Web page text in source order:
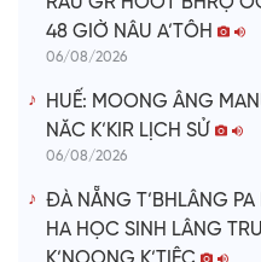
48 GIỜ NÂU A’TÔH
06/08/2026
HUẾ: MOONG ÂNG
NĂC K’KIR LỊCH SỬ
06/08/2026
ĐÀ NẴNG T’BHLÂNG
HA HỌC SINH LÂNG